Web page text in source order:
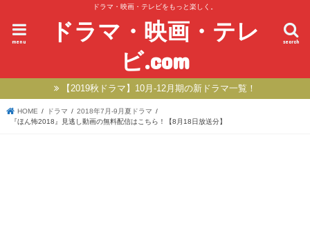
ドラマ・映画・テレビをもっと楽しく。
ドラマ・映画・テレ
ビ.com
search
menu
【2019秋ドラマ】10月-12月期の新ドラマ一覧！
HOME ドラマ
2018年7月-9月夏ドラマ
『ほん怖2018』見逃し動画の無料配信はこちら！【8月18日放送分】